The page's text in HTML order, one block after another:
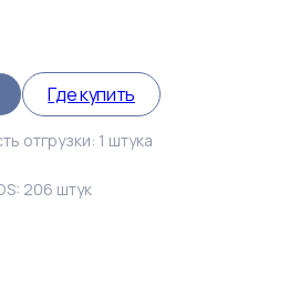
Где купить
отгрузки: 1 штука
206 штук